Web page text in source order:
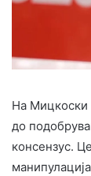
На
до
консензус.